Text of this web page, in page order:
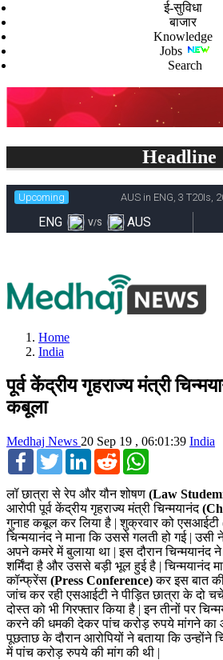
ई-सुविधा
बाजार
Knowledge
Jobs
Search
Headline
Home
India
पूर्व केंद्रीय गृहराज्य मंत्री
कबूला
Medhaj News 20 Sep 19 , 06:01:39 India
FacebookTwitterLinkedInReddit
लॉ छात्रा से रेप और यौन शोषण (Law
आरोपी पूर्व केंद्रीय गृहराज्य मंत्री चिन्मयानंद
गुनाह कबूल कर लिया है | शुक्रवार को एसआईटी
चिन्मयानंद ने माना कि उससे गलती हो गई | उसी
अपने कमरे में बुलाया था | इस दौरान चिन्मयानंद
शर्मिंदा है और उससे बड़ी भूल हुई है | चिन्मयानंद
कॉन्फ्रेंस (Press Conference)कर इस बात
जांच कर रही एसआईटी ने पीड़ित छात्रा के दो
दोस्त को भी गिरफ्तार किया है | इन तीनों पर
करने की धमकी देकर पांच करोड़ रुपये मांगने का
पूछताछ के दौरान आरोपियों ने बताया कि उन्होंने
में पांच करोड़ रुपये की मांग की थी |